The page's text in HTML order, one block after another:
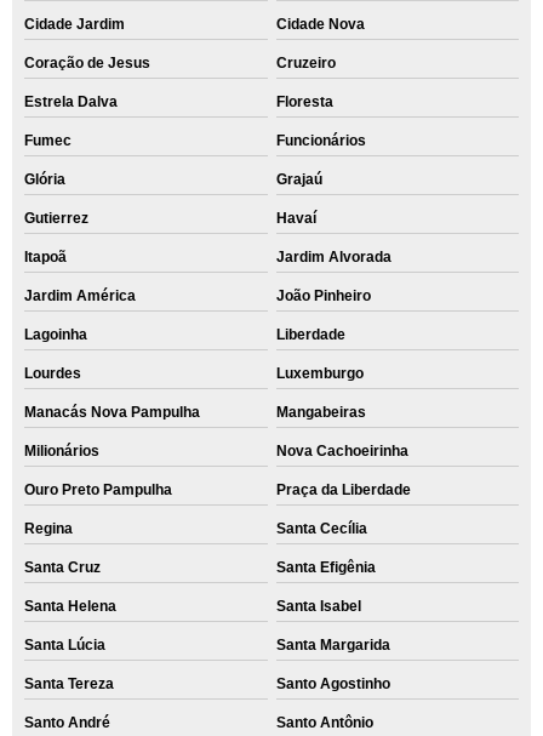
Cidade Jardim Cidade Nova
Coração de Jesus Cruzeiro
Estrela Dalva Floresta
Fumec Funcionários
Glória Grajaú
Gutierrez Havaí
Itapoã Jardim Alvorada
Jardim América João Pinheiro
Lagoinha Liberdade
Lourdes Luxemburgo
Manacás Nova Pampulha Mangabeiras
Milionários Nova Cachoeirinha
Ouro Preto Pampulha Praça da Liberdade
Regina Santa Cecília
Santa Cruz Santa Efigênia
Santa Helena Santa Isabel
Santa Lúcia Santa Margarida
Santa Tereza Santo Agostinho
Santo André Santo Antônio